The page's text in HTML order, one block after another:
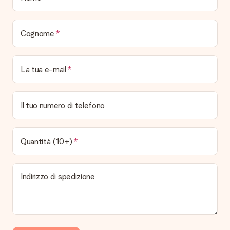
continuamente aggiornate e attendibili.
Quali sono i tempi di consegna e quando riceverò il mio
regalo?
I tempi di consegna sono consultabili direttamente sulla pagina
del prodotto desiderato. Le date indicate sono previste in
base ai tempi di consegna indicati dal corriere.
Quali sono le opzioni di consegna disponibili?
sill'opzione da selezionare contatta il nostro servizio clienti.
Pagamento
Come posso pagare il mio ordine?
É possibile scegliere tra le seguenti modalità di pagamento:
Cognome
La tua e-mail
Il tuo numero di telefono
Quantità (10+)
Indirizzo di spedizione